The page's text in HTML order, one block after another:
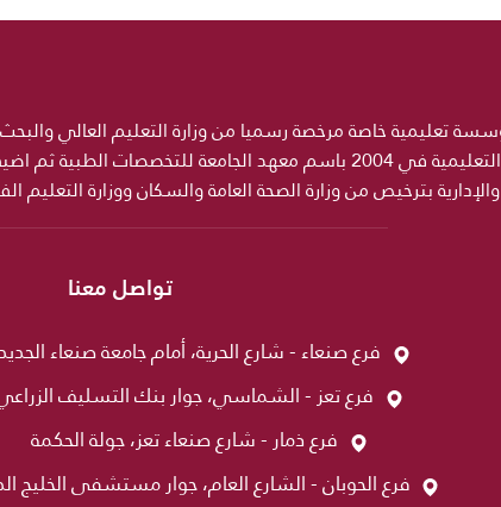
والإدارية بترخيص من وزارة الصحة العامة والسكان ووزارة
تواصل معنا
فرع صنعاء - شارع الحرية، أمام جامعة صنعاء
فرع تعز - الشماسي، جوار بنك التسليف
فرع ذمار - شارع صنعاء تعز، جولة الحكمة
فرع الحوبان - الشارع العام، جوار مستشفى الخليج